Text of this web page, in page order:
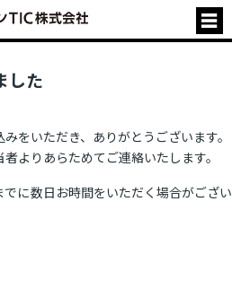
した
をいただき、ありがとうございます。
よりあらためてご連絡いたします。
に数日お時間をいただく場合がござい